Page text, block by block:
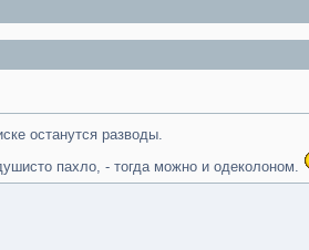
останутся разводы.
пахло, - тогда можно и одеколоном.